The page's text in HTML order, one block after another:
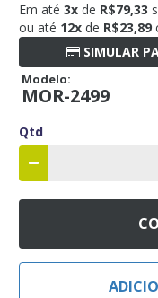
Em até 3x de R$79,33
ou até 12x de R$23,89
SIMULAR
Modelo:
MOR-2499
Qtd